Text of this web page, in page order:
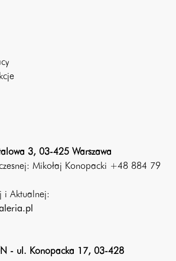
3, 03-425 Warszawa
Mikołaj Konopacki +48 884 79
i Aktualnej:
- ul. Konopacka 17, 03-428